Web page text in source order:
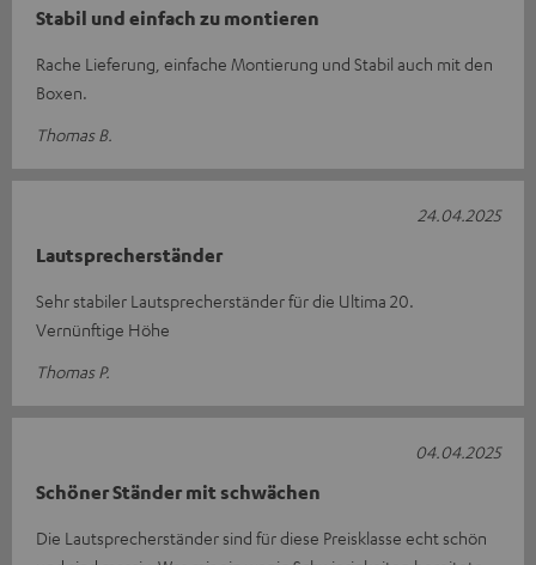
Stabil und einfach zu montieren
Rache Lieferung, einfache Montierung und Stabil auch mit den
Boxen.
Thomas B.
Lautsprecherständer
Sehr stabiler Lautsprecherständer für die Ultima 20.
Vernünftige Höhe
Thomas P.
24.04.2025
Schöner Ständer mit schwächen
Die Lautsprecherständer sind für diese Preisklasse echt schön
04.04.2025